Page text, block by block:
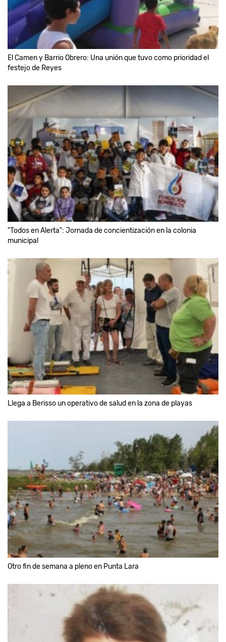
El Camen y Barrio Obrero: Una unión que tuvo como prioridad el
festejo de Reyes
"Todos en Alerta": Jornada de concientización en la colonia
municipal
Llega a Berisso un operativo de salud en la zona de playas
Otro fin de semana a pleno en Punta Lara